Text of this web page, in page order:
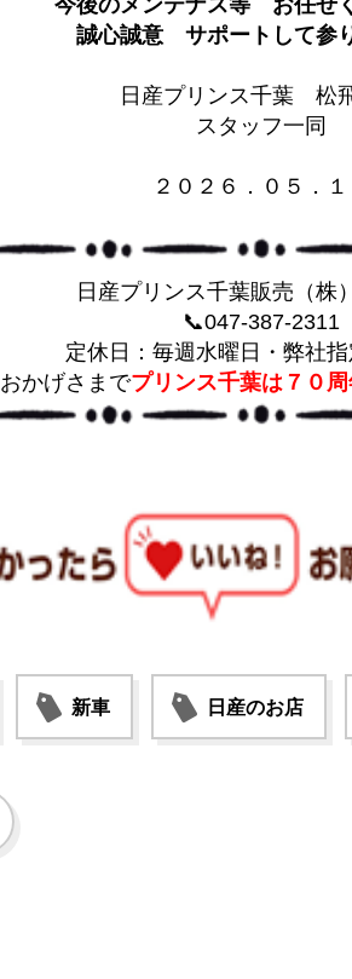
今後のメンテナス等 お任せ
誠心誠意 サポートして参
日産プリンス千葉 松
スタッフ一同
２０２６．０５．
日産プリンス千葉販売（株
📞047-387-2311
定休日：毎週水曜日・弊社
おかげさまでプリンス千葉は７０
新車 日産のお店